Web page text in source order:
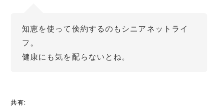
知恵を使って倹約するのもシニアネットライ
フ。
健康にも気を配らないとね。
共有: